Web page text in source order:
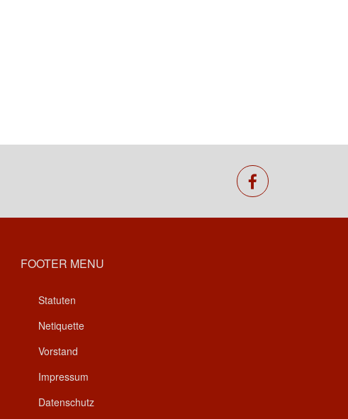
facebook
FOOTER MENU
Statuten
Netiquette
Vorstand
Impressum
Datenschutz